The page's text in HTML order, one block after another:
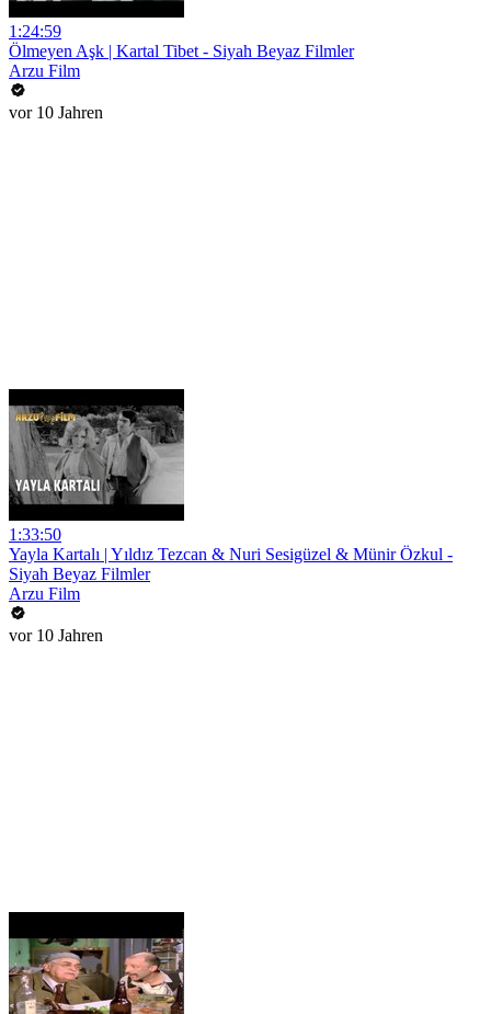
1:24:59
Ölmeyen Aşk | Kartal Tibet - Siyah Beyaz Filmler
Arzu Film
vor 10 Jahren
1:33:50
Yayla Kartalı | Yıldız Tezcan & Nuri Sesigüzel & Münir Özkul -
Siyah Beyaz Filmler
Arzu Film
vor 10 Jahren